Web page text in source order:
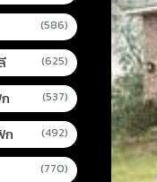
(586)
(625)
(537)
ก (492)
(770)